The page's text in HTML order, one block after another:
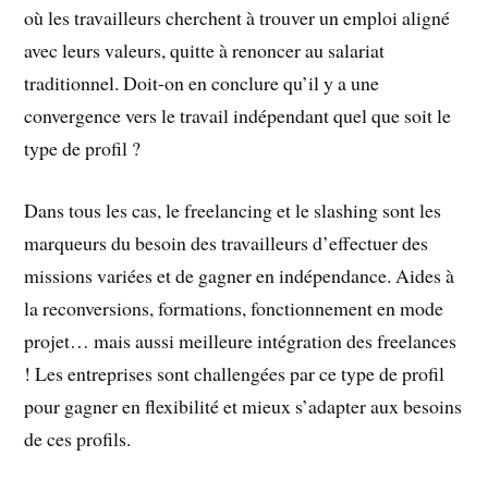
où les travailleurs cherchent à trouver un emploi aligné
avec leurs valeurs, quitte à renoncer au salariat
traditionnel. Doit-on en conclure qu’il y a une
convergence vers le travail indépendant quel que soit le
type de profil ?
Dans tous les cas, le freelancing et le slashing sont les
marqueurs du besoin des travailleurs d’effectuer des
missions variées et de gagner en indépendance. Aides à
la reconversions, formations, fonctionnement en mode
projet… mais aussi meilleure intégration des freelances
! Les entreprises sont challengées par ce type de profil
pour gagner en flexibilité et mieux s’adapter aux besoins
de ces profils.